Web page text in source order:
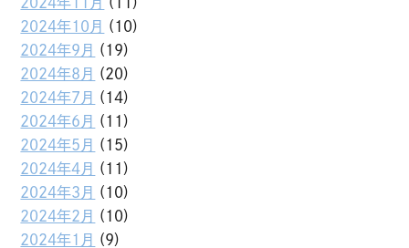
2024年10月
(10)
2024年9月
(19)
2024年8月
(20)
2024年7月
(14)
2024年6月
(11)
2024年5月
(15)
2024年4月
(11)
2024年3月
(10)
2024年2月
(10)
2024年1月
(9)